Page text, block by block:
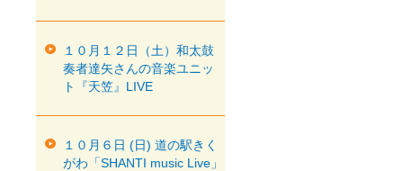
１０月１２日（土）和太鼓
奏者達矢さんの音楽ユニッ
ト『天笠』LIVE
１０月６日 (日) 道の駅きく
がわ「SHANTI music Live」